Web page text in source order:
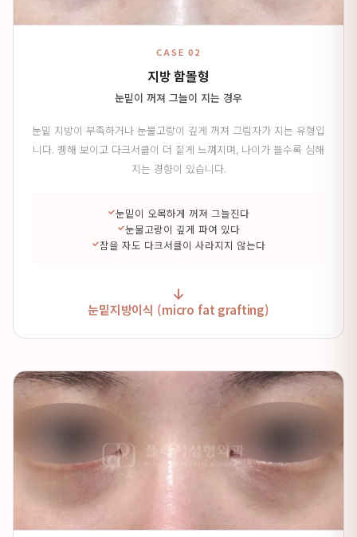
CASE 02
지방 함몰형
눈밑이 꺼져 그늘이 지는 경우
눈밑 지방이 부족하거나 눈물고랑이 깊게 꺼져 그림자가 지는 유형입
니다. 퀭해 보이고 다크서클이 더 짙게 느껴지며, 나이가 들수록 심해
지는 경향이 있습니다.
눈밑이 오목하게 꺼져 그늘진다
눈물고랑이 깊게 파여 있다
잠을 자도 다크서클이 사라지지 않는다
눈밑지방이식 (micro fat grafting)